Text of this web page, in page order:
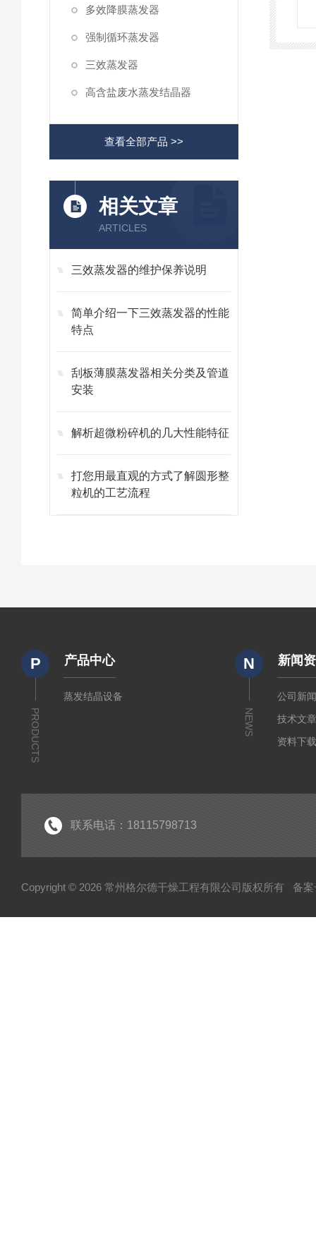
多效降膜蒸发器
强制循环蒸发器
三效蒸发器
高含盐废水蒸发结晶器
查看全部产品 >>
相关文章
ARTICLES
三效蒸发器的维护保养说明
简单介绍一下三效蒸发器的性能
特点
刮板薄膜蒸发器相关分类及管道
安装
解析超微粉碎机的几大性能特征
打您用最直观的方式了解圆形整
粒机的工艺流程
P
PRODUCTS
产品中心
蒸发结晶设备
N
NEWS
新闻
公司新
技术文
资料下
联系电话：18115798713
Copyright © 2026 常州格尔德干燥工程有限公司版权所有 备案